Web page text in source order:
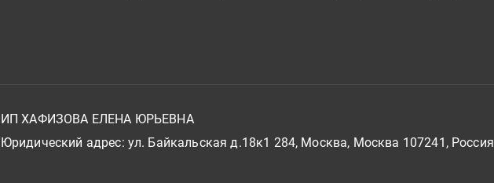
ИП ХАФИЗОВА ЕЛЕНА ЮРЬЕВНА
Юридический адрес: ул. Байкальская д.18к1 284, Москва, Москва 107241, Россия